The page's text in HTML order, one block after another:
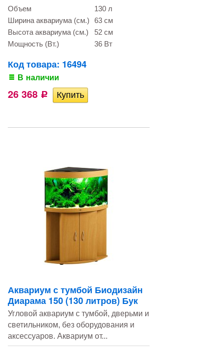
Объем
130 л
Ширина аквариума (см.)
63 см
Высота аквариума (см.)
52 см
Мощность (Вт.)
36 Вт
Код товара: 16494
В наличии
26 368 Р
Аквариум с тумбой Биодизайн
Диарама 150 (130 литров) Бук
Угловой аквариум с тумбой, дверьми и
светильником, без оборудования и
аксессуаров. Аквариум от...